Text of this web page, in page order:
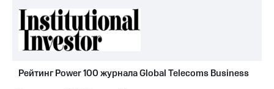
Рейтинг Power 100 журнала Global Telecoms Business